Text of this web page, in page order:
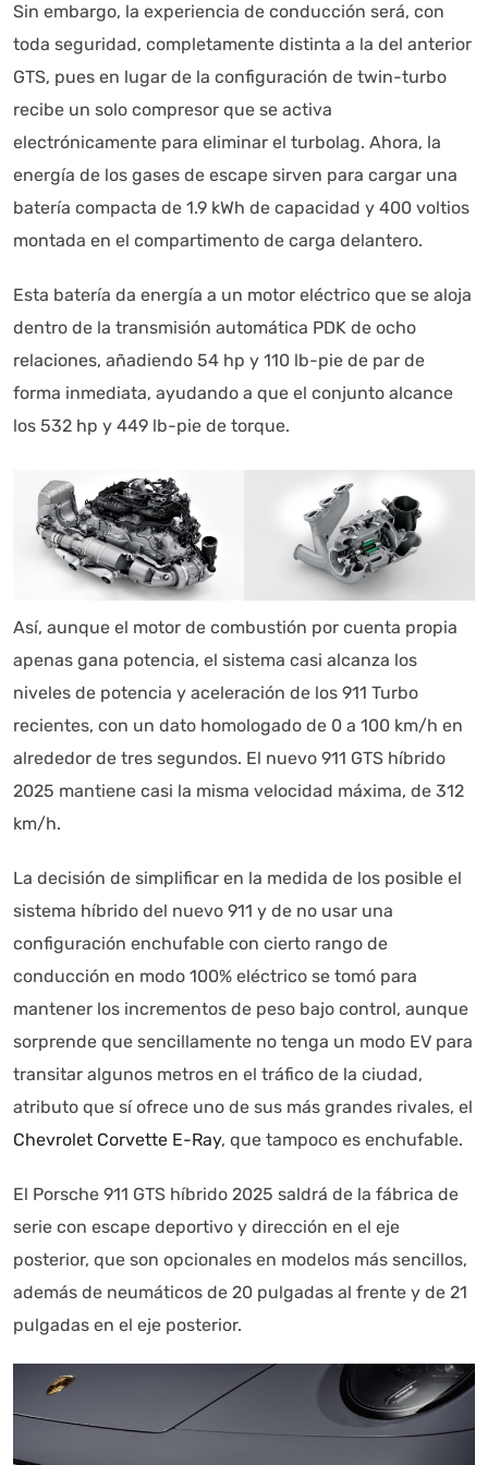
Sin embargo, la experiencia de conducción será, con
toda seguridad, completamente distinta a la del anterior
GTS, pues en lugar de la configuración de twin-turbo
recibe un solo compresor que se activa
electrónicamente para eliminar el turbolag. Ahora, la
energía de los gases de escape sirven para cargar una
batería compacta de 1.9 kWh de capacidad y 400 voltios
montada en el compartimento de carga delantero.
Esta batería da energía a un motor eléctrico que se aloja
dentro de la transmisión automática PDK de ocho
relaciones, añadiendo 54 hp y 110 lb-pie de par de
forma inmediata, ayudando a que el conjunto alcance
los 532 hp y 449 lb-pie de torque.
Así, aunque el motor de combustión por cuenta propia
apenas gana potencia, el sistema casi alcanza los
niveles de potencia y aceleración de los 911 Turbo
recientes, con un dato homologado de 0 a 100 km/h en
alrededor de tres segundos. El nuevo 911 GTS híbrido
2025 mantiene casi la misma velocidad máxima, de 312
km/h.
La decisión de simplificar en la medida de los posible el
sistema híbrido del nuevo 911 y de no usar una
configuración enchufable con cierto rango de
conducción en modo 100% eléctrico se tomó para
mantener los incrementos de peso bajo control, aunque
sorprende que sencillamente no tenga un modo EV para
transitar algunos metros en el tráfico de la ciudad,
atributo que sí ofrece uno de sus más grandes rivales, el
Chevrolet Corvette E-Ray, que tampoco es enchufable.
El Porsche 911 GTS híbrido 2025 saldrá de la fábrica de
serie con escape deportivo y dirección en el eje
posterior, que son opcionales en modelos más sencillos,
además de neumáticos de 20 pulgadas al frente y de 21
pulgadas en el eje posterior.